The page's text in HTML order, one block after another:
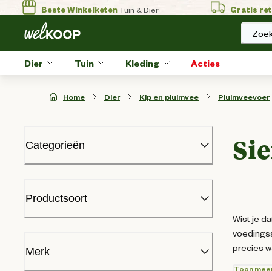
Beste WinkelketenTuin & Dier Gratis
Dier Tuin Kleding Acties
Home Dier Kip en pluimvee Pluimveevoer
Categorieën
Gezondheid pluimvee
Kippenhokken
Pluimveesnacks
Productsoort
Merk
Wist je
precies
Toon